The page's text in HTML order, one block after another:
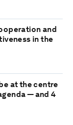
and
in the
at the centre
— and 4